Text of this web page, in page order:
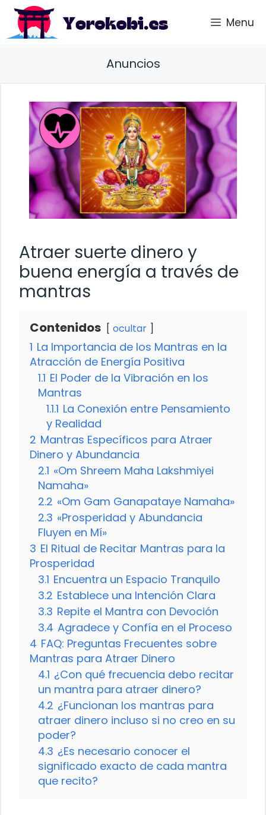
Saltar
contenido
Menu
Anuncios
Atraer suerte dinero y
buena energía a través de
mantras
Contenidos ocultar
1 La Importancia de los Mantras en la
Atracción de Energía Positiva
1.1 El Poder de la Vibración en los
Mantras
1.1.1 La Conexión entre Pensamiento
y Realidad
2 Mantras Específicos para Atraer
Dinero y Abundancia
2.1 «Om Shreem Maha Lakshmiyei
Namaha»
2.2 «Om Gam Ganapataye Namaha»
2.3 «Prosperidad y Abundancia
Fluyen en Mí»
3 El Ritual de Recitar Mantras para la
Prosperidad
3.1 Encuentra un Espacio Tranquilo
3.2 Establece una Intención Clara
3.3 Repite el Mantra con Devoción
3.4 Agradece y Confía en el Proceso
4 FAQ: Preguntas Frecuentes sobre
Mantras para Atraer Dinero
4.1 ¿Con qué frecuencia debo recitar
un mantra para atraer dinero?
4.2 ¿Funcionan los mantras para
atraer dinero incluso si no creo en su
poder?
4.3 ¿Es necesario conocer el
significado exacto de cada mantra
que recito?